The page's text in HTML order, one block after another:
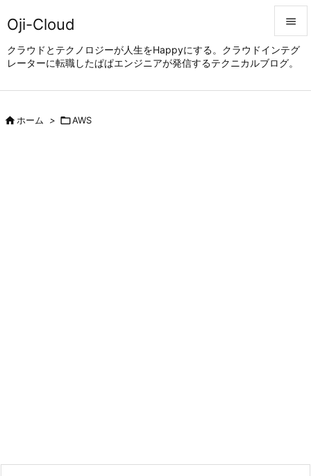
Oji-Cloud
クラウドとテクノロジーが人生をHappyにする。クラウドインテグ
レーターに転職したぱぱエンジニアが発信するテクニカルブログ。


メニュ
ホーム > AWS